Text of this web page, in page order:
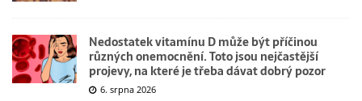
Nedostatek vitamínu D může být příčinou
různých onemocnění. Toto jsou nejčastější
projevy, na které je třeba dávat dobrý pozor
6. srpna 2026